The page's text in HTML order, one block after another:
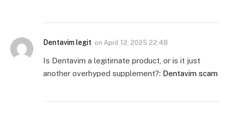
Dentavim legit on April 12, 2025 22:48
Is Dentavim a legitimate product, or is it just
another overhyped supplement?: Dentavim scam